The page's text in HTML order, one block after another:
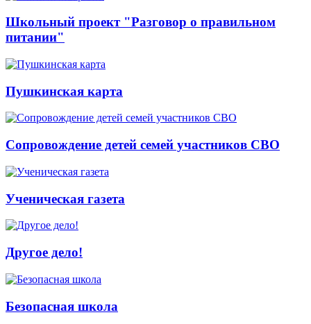
Школьный проект "Разговор о правильном
питании"
Пушкинская карта
Сопровождение детей семей участников СВО
Ученическая газета
Другое дело!
Безопасная школа